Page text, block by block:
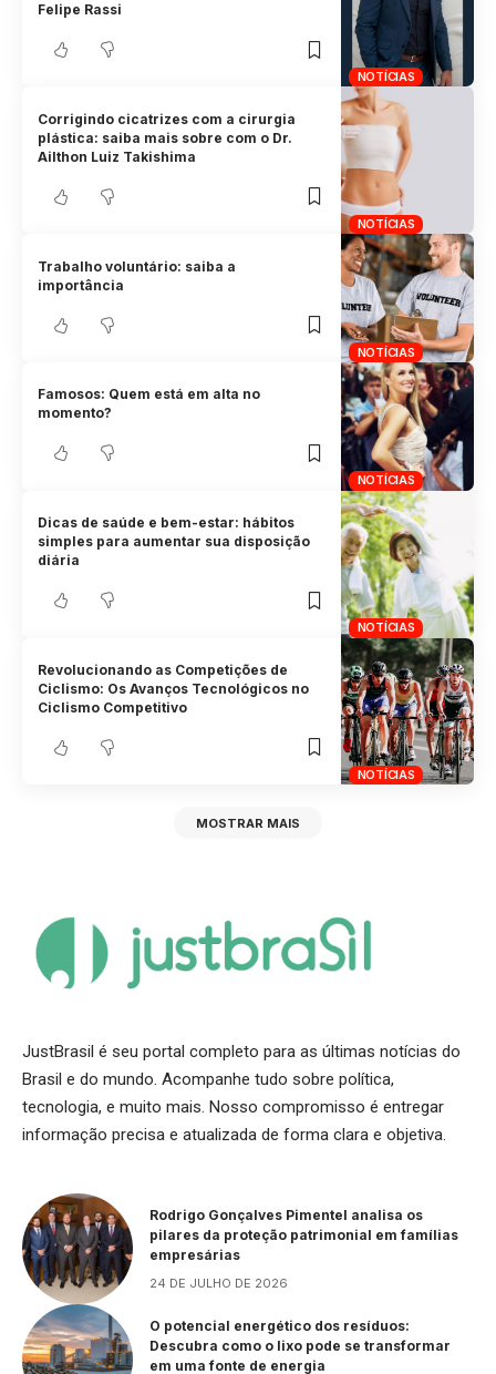
NOTÍCIAS
Felipe Rassi
NOTÍCIAS
Corrigindo cicatrizes com a cirurgia
plástica: saiba mais sobre com o Dr.
Ailthon Luiz Takishima
NOTÍCIAS
Trabalho voluntário: saiba a
importância
NOTÍCIAS
Famosos: Quem está em alta no
momento?
NOTÍCIAS
Dicas de saúde e bem-estar: hábitos
simples para aumentar sua disposição
diária
NOTÍCIAS
Revolucionando as Competições de
Ciclismo: Os Avanços Tecnológicos no
Ciclismo Competitivo
MOSTRAR MAIS
JustBrasil é seu portal completo para as últimas notícias do
Brasil e do mundo. Acompanhe tudo sobre política,
tecnologia, e muito mais. Nosso compromisso é entregar
informação precisa e atualizada de forma clara e objetiva.
Rodrigo Gonçalves Pimentel analisa os
pilares da proteção patrimonial em famílias
empresárias
24 DE JULHO DE 2026
O potencial energético dos resíduos:
Descubra como o lixo pode se transformar
em uma fonte de energia